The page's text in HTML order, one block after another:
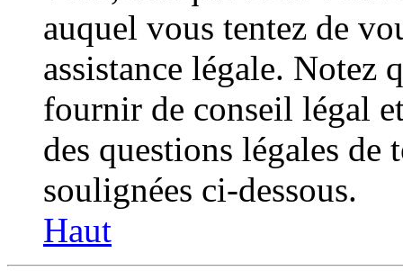
auquel vous tentez de
assistance légale. Notez
fournir de conseil légal
des questions légales de
soulignées ci-dessous.
Haut